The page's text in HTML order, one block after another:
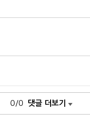
0/0 댓글 더보기